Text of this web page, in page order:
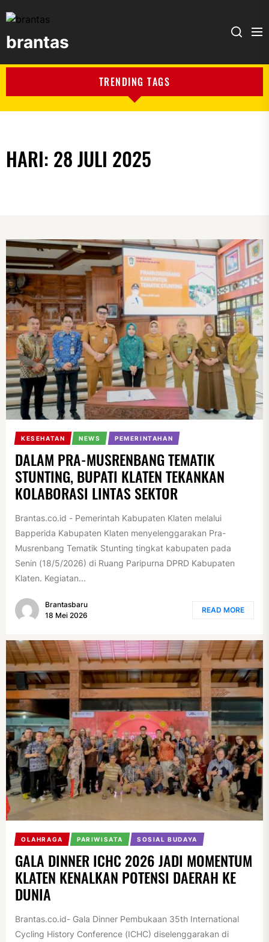
brantas
TRENDING TAGS
HARI: 28 JULI 2025
KESEHATAN NEWS PEMERINTAHAN
DALAM PRA-MUSRENBANG TEMATIK
STUNTING, BUPATI KLATEN TEKANKAN
KOLABORASI LINTAS SEKTOR
Brantas.co.id - Pemerintah Kabupaten Klaten melalui
Bapperida Kabupaten Klaten menyelenggarakan Pra-
Musrenbang Tematik Stunting tingkat kabupaten pada
Senin (18/5/2026) di Ruang Paripurna DPRD Kabupaten
Klaten. Kegiatan...
Brantasbaru
18 Mei 2026
READ MORE
OLAHRAGA PARIWISATA SOSIAL BUDAYA
GALA DINNER ICHC 2026 JADI MOMENTUM
KLATEN KENALKAN POTENSI DAERAH KE
DUNIA
Brantas.co.id- Gala Dinner Pembukaan 35th International
Cycling History Conference (ICHC) diselenggarakan di